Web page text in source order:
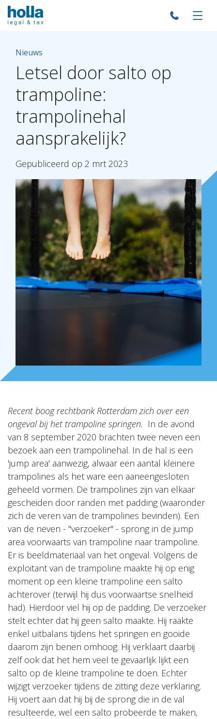
Over Holla
Onze mensen
Nieuws
Letsel door salto op
trampoline:
trampolinehal
aansprakelijk?
Gepubliceerd op 2 mrt 2023
Recent boog rechtbank Rotterdam zich over een
ongeval bij het trampoline springen. In de avond
van 8 september 2020 brachten twee neven een
bezoek aan een trampolinehal. In de hal is een
'jump area' aanwezig, alwaar een aantal kleinere
trampolines als het ware een aaneengesloten
geheeld vormen. De trampolines zijn van elkaar
gescheiden door randen met padding (waaronder
zich de veren van de trampolines bevinden). Een
van de neven - "verzoeker" - sprong in de jump
area voorwaarts van trampoline naar trampoline.
Er is beeldmateriaal van het ongeval. Volgens de
exploitant van de trampoline maakte hij op enig
moment op een kleine trampoline een salto
achterover (terwijl hij dus voorwaartse snelheid
had). Hierdoor viel hij op de padding. De verzoeker
stelt echter dat hij geen salto maakte. Hij raakte
enkel uitbalans tijdens het springen en gooide
daarom zijn benen omhoog. Hij verklaart daarbij
zelf ook dat het hem veel te gevaarlijk lijkt een
salto op de kleine trampoline te doen. Echter
wijzigt verzoeker tijdens de zitting deze verklaring.
Hij voert aan dat hij bij de sprong die in de val
resulteerde, wel een salto probeerde te maken,